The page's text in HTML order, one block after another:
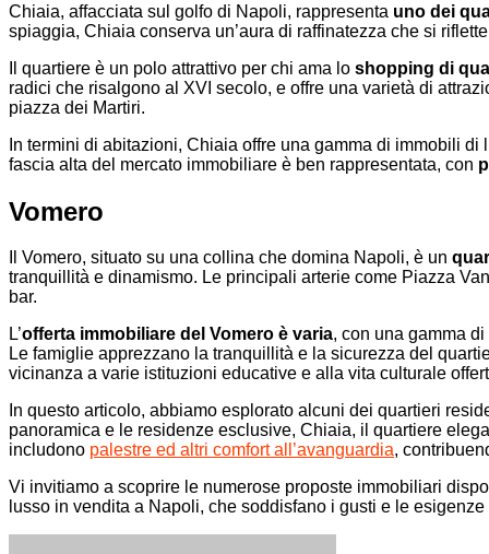
Chiaia, affacciata sul golfo di Napoli, rappresenta uno dei
spiaggia, Chiaia conserva un’aura di raffinatezza che si
Il quartiere è un polo attrattivo per chi ama lo shopping di
radici che risalgono al XVI secolo, e offre una varietà di
piazza dei Martiri.
In termini di abitazioni, Chiaia offre una gamma di immobili
fascia alta del mercato immobiliare è ben rappresentata, con
Vomero
Il Vomero, situato su una collina che domina Napoli, è un
tranquillità e dinamismo. Le principali arterie come Piazza
bar.
L’offerta immobiliare del Vomero è varia, con una gamma
Le famiglie apprezzano la tranquillità e la sicurezza del
vicinanza a varie istituzioni educative e alla vita culturale
In questo articolo, abbiamo esplorato alcuni dei quartieri
panoramica e le residenze esclusive, Chiaia, il quartiere
includono palestre ed altri comfort all’avanguardia,
Vi invitiamo a scoprire le numerose proposte immobiliari
lusso in vendita a Napoli, che soddisfano i gusti e le